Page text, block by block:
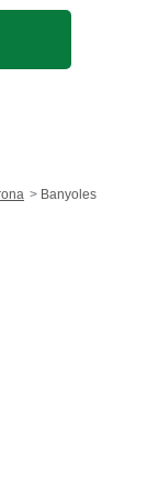
Banyoles